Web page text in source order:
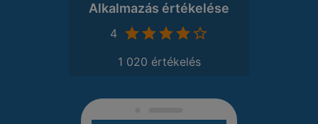
Alkalmazás értékelése
4
1 020 értékelés